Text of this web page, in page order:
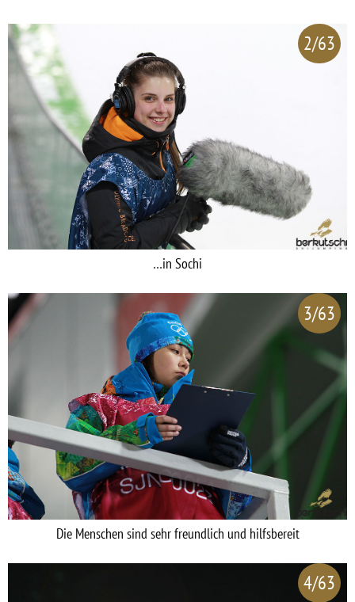
2/63
…in Sochi
3/63
Die Menschen sind sehr freundlich und hilfsbereit
4/63